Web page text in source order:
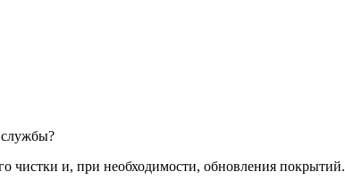
службы?
чистки и, при необходимости, обновления покрытий.